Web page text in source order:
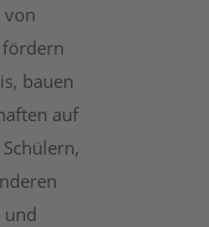
von
fördern
bauen
auf
und